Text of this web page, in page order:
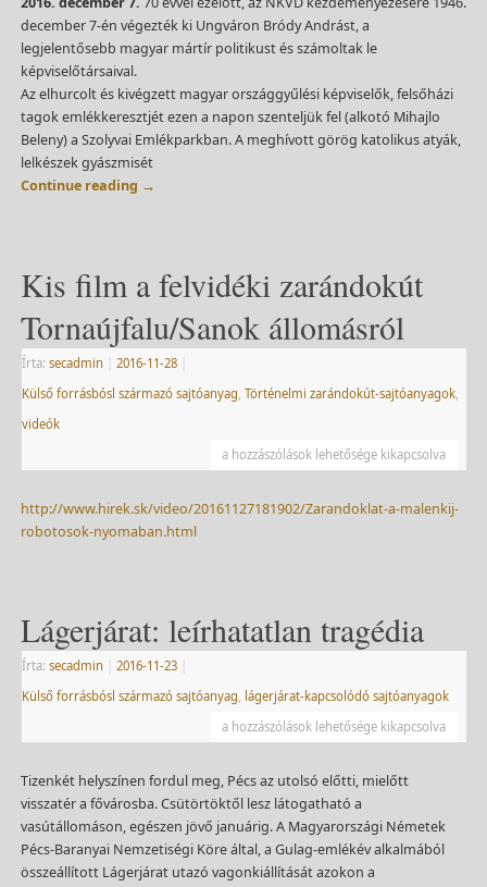
december 7-én végezték ki Ungváron Bródy Andrást, a
legjelentősebb magyar mártír politikust és számoltak le
képviselőtársaival.
Az elhurcolt és kivégzett magyar országgyűlési képviselők, felsőházi
tagok emlékkeresztjét ezen a napon szenteljük fel (alkotó Mihajlo
Beleny) a Szolyvai Emlékparkban. A meghívott görög katolikus atyák,
lelkészek gyászmisét
Continue reading →
Kis film a felvidéki zarándokút
Tornaújfalu/Sanok állomásról
Írta: secadmin 2016-11-28
Külső forrásbósl származó sajtóanyag Történelmi zarándokút-sajtóanyagok,
videók
a hozzászólások lehetősége kikapcsolva
http://www.hirek.sk/video/20161127181902/Zarandoklat-a-malenkij-
robotosok-nyomaban.html
Lágerjárat: leírhatatlan tragédia
Írta: secadmin 2016-11-23
Külső forrásbósl származó sajtóanyag, lágerjárat-kapcsolódó sajtóanyagok
a hozzászólások lehetősége kikapcsolva
Tizenkét helyszínen fordul meg, Pécs az utolsó előtti, mielőtt
visszatér a fővárosba. Csütörtöktől lesz látogatható a
vasútállomáson, egészen jövő januárig. A Magyarországi Németek
Pécs-Baranyai Nemzetiségi Köre által, a Gulag-emlékév alkalmából
összeállított Lágerjárat utazó vagonkiállítását azokon a